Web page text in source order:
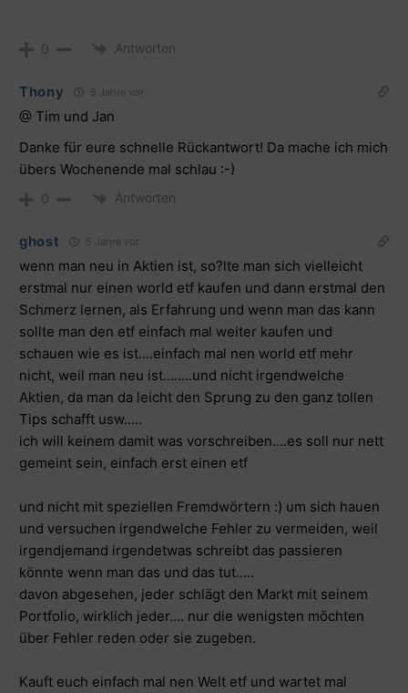
0 Antworten
Thony 5 Jahre vor
@ Tim und Jan
Danke für eure schnelle Rückantwort! Da mache ich mich
übers Wochenende mal schlau :-)
0 Antworten
ghost 5 Jahre vor
wenn man neu in Aktien ist, so?lte man sich vielleicht
erstmal nur einen world etf kaufen und dann erstmal den
Schmerz lernen, als Erfahrung und wenn man das kann
sollte man den etf einfach mal weiter kaufen und
schauen wie es ist….einfach mal nen world etf mehr
nicht, weil man neu ist……..und nicht irgendwelche
Aktien, da man da leicht den Sprung zu den ganz tollen
Tips schafft usw…..
ich will keinem damit was vorschreiben….es soll nur nett
gemeint sein, einfach erst einen etf
und nicht mit speziellen Fremdwörtern :) um sich hauen
und versuchen irgendwelche Fehler zu vermeiden, weil
irgendjemand irgendetwas schreibt das passieren
könnte wenn man das und das tut…..
davon abgesehen, jeder schlägt den Markt mit seinem
Portfolio, wirklich jeder…. nur die wenigsten möchten
über Fehler reden oder sie zugeben.
Kauft euch einfach mal nen Welt etf und wartet mal